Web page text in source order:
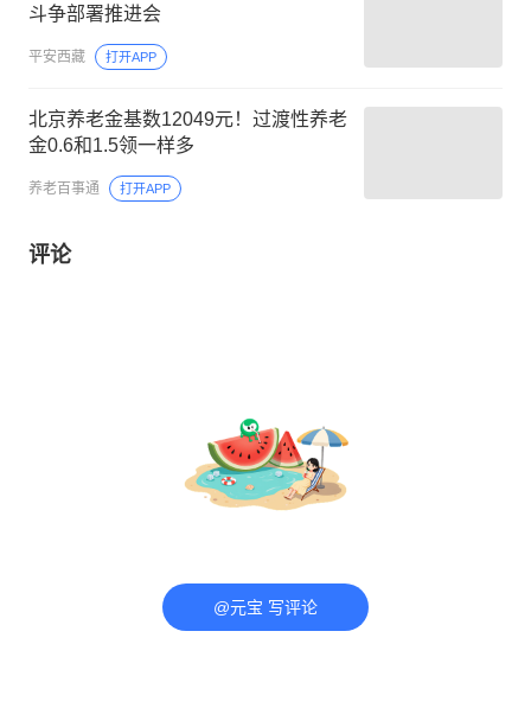
斗争部署推进会
平安西藏 打开APP
北京养老金基数12049元！过渡性养老
金0.6和1.5领一样多
养老百事通 打开APP
评论
@元宝 写评论